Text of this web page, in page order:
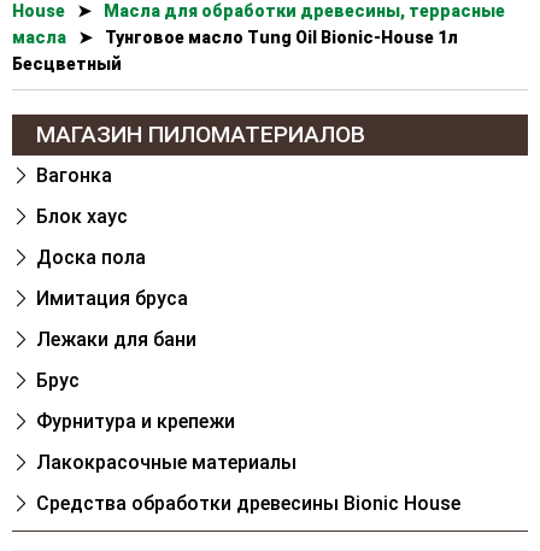
House
➤
Масла для обработки древесины, террасные
масла
➤
Тунговое масло Tung Oil Bionic-House 1л
Бесцветный
МАГАЗИН ПИЛОМАТЕРИАЛОВ
Вагонка
Блок хаус
Доска пола
Имитация бруса
Лежаки для бани
Брус
Фурнитура и крепежи
Лакокрасочные материалы
Cредства обработки древесины Bionic House